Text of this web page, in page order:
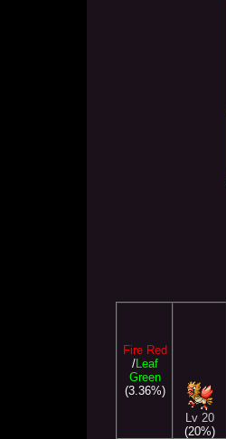
Fire Red
/Leaf
Green
(3.36%)
Lv 20
(20%)